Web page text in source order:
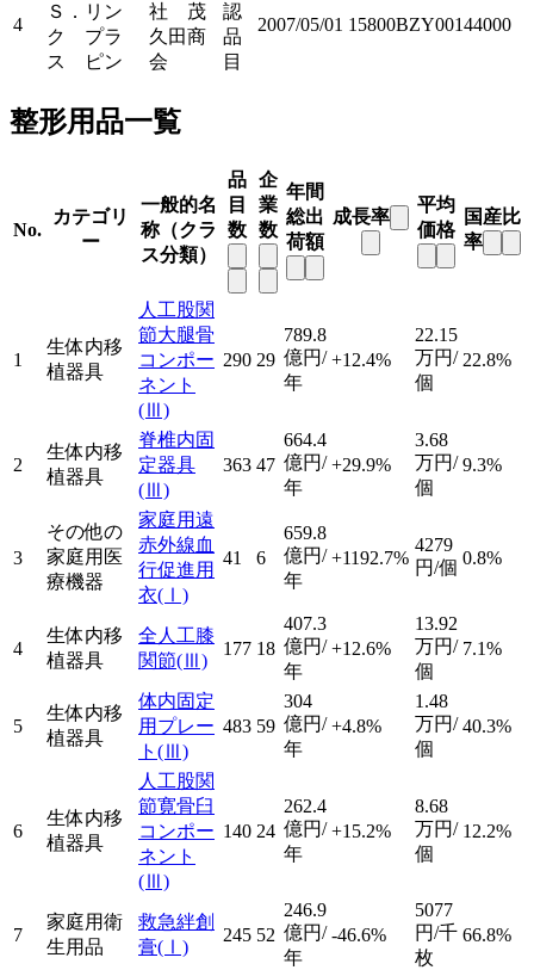
4
Ｓ．リン
ク プラ
ス ピン
社 茂
久田商
会
認
品
目
2007/05/01 15800BZY00144000
整形用品一覧
No.
カテゴリ
ー
一般的名
称（クラ
ス分類）
品
目
数
企
業
数
年間
総出
荷額
成長率
平均
価格
国産比
率
1
生体内移
植器具
人工股関
節大腿骨
コンポー
ネント
(Ⅲ)
290 29
789.8
億円/
年
+12.4%
22.15
万円/
個
22.8%
2
生体内移
植器具
脊椎内固
定器具
(Ⅲ)
363 47
664.4
億円/
年
+29.9%
3.68
万円/
個
9.3%
3
その他の
家庭用医
療機器
家庭用遠
赤外線血
行促進用
衣(Ⅰ)
41 6
659.8
億円/
年
+1192.7%
4279
円/個 0.8%
4
生体内移
植器具
全人工膝
関節(Ⅲ)
177 18
407.3
億円/
年
+12.6%
13.92
万円/
個
7.1%
5
生体内移
植器具
体内固定
用プレー
ト (Ⅲ)
483 59
304
億円/
年
+4.8%
1.48
万円/
個
40.3%
6
生体内移
植器具
人工股関
節寛骨臼
コンポー
ネント
(Ⅲ)
140 24
262.4
億円/
年
+15.2%
8.68
万円/
個
12.2%
7
家庭用衛
生用品
救急絆創
膏(Ⅰ)
245 52
246.9
億円/
年
-46.6%
5077
円/千
枚
66.8%